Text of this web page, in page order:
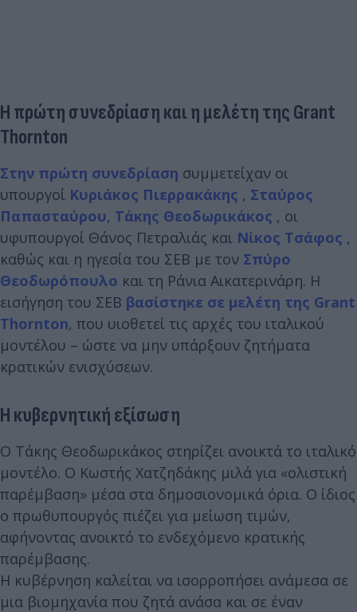
Η πρώτη συνεδρίαση και η μελέτη της Grant
Thornton
Στην πρώτη συνεδρίαση συμμετείχαν οι
υπουργοί Κυριάκος Πιερρακάκης , Σταύρος
Παπασταύρου, Τάκης Θεοδωρικάκος , οι
υφυπουργοί Θάνος Πετραλιάς και Νίκος Τσάφος ,
καθώς και η ηγεσία του ΣΕΒ με τον Σπύρο
Θεοδωρόπουλο και τη Ράνια Αικατερινάρη. Η
εισήγηση του ΣΕΒ βασίστηκε σε μελέτη της Grant
Thornton, που υιοθετεί τις αρχές του ιταλικού
μοντέλου – ώστε να μην υπάρξουν ζητήματα
κρατικών ενισχύσεων.
Η κυβερνητική εξίσωση
Ο Τάκης Θεοδωρικάκος στηρίζει ανοικτά το ιταλικό
μοντέλο. Ο Κωστής Χατζηδάκης μιλά για «ολιστική
παρέμβαση» μέσα στα δημοσιονομικά όρια. Ο ίδιος
ο πρωθυπουργός πιέζει για μείωση τιμών,
αφήνοντας ανοικτό το ενδεχόμενο κρατικής
παρέμβασης.
Η κυβέρνηση καλείται να ισορροπήσει ανάμεσα σε
μια βιομηχανία που ζητά ανάσα και σε έναν